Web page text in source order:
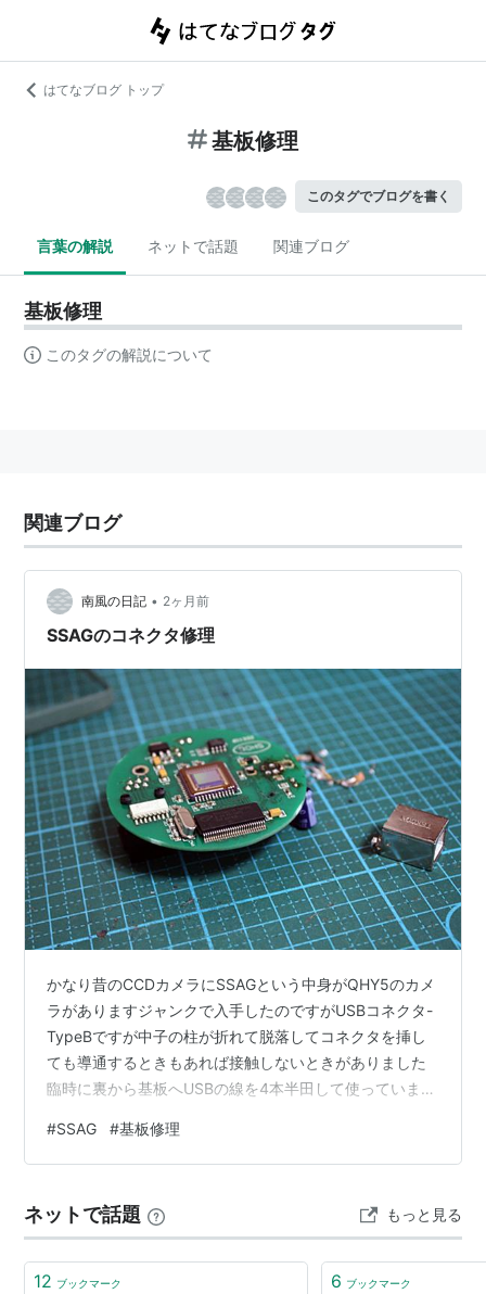
はてなブログ トップ
基板修理
このタグでブログを書く
言葉の解説 ネットで話題 関連ブログ
基板修理
このタグの解説について
関連ブログ
南風の日記 • 2ヶ月前
SSAGのコネクタ修理
かなり昔のCCDカメラにSSAGという中身がQHY5のカメ
ラがありますジャンクで入手したのですがUSBコネクタ-
TypeBですが中子の柱が折れて脱落してコネクタを挿し
ても導通するときもあれば接触しないときがありました
臨時に裏から基板へUSBの線を4本半田して使っていまし
文中さっそく基板からUSBハウジングを除去にトライ 基
板の右側に4か所USB用のスルーホールがあります。それ
労しました。ここを掃除し新しいのをつけて動作すれば
大成功このカメラはどこでフランジバックなどを決めて
いるのか疑問でしたが…
#SSAG #基板修理
ネットで話題 もっと見る
12 ブックマーク 6 ブックマーク